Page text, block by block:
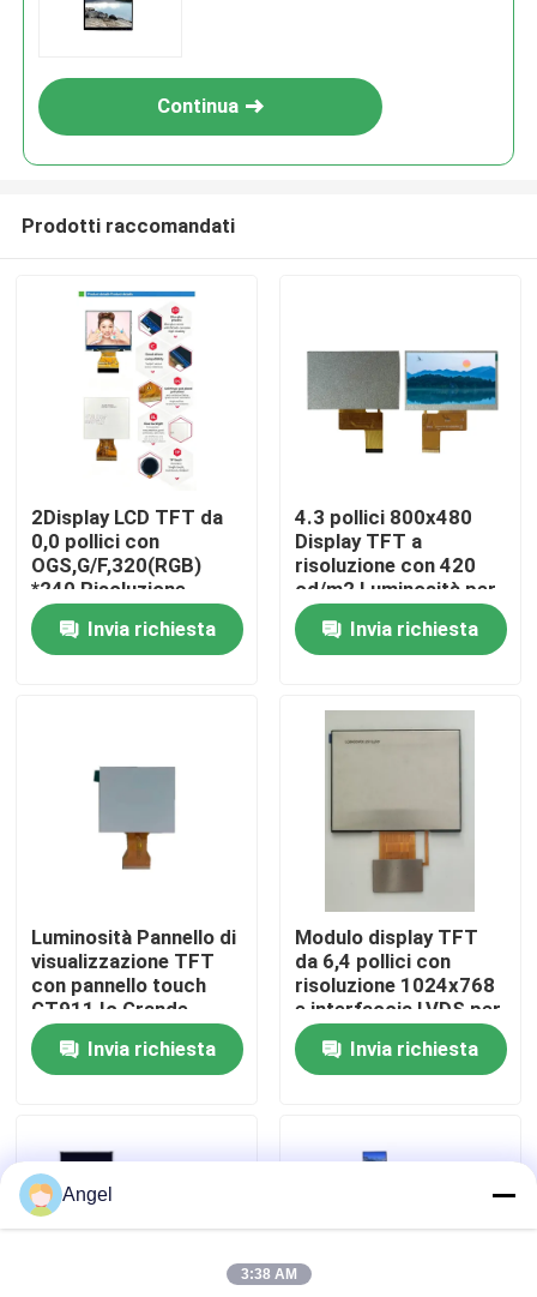
Casa
Manifestazione di VR
Giro della fabbrica
Controllo di qualità
Richieda una citazione
Esposizione LCD di TFT
Continua
Prodotti raccomandati
2Display LCD TFT da
0,0 pollici con
OGS,G/F,320(RGB)
*240 Risoluzione,
Interfaccia RGB a 6
bit, Driving IC ILI9342c
Invia richiesta
4.3 pollici 800x480
Display TFT a
risoluzione con 420
cd/m2 Luminosità per
controllo industriale
Invia richiesta
Luminosità Pannello di
visualizzazione TFT
con pannello touch
GT911 Ic Grande
angolo di visione e
driver ILI9881C Ic
Invia richiesta
Modulo display TFT
da 6,4 pollici con
risoluzione 1024x768
e interfaccia LVDS per
applicazioni veicolari
Invia richiesta
Angel
3:38 AM